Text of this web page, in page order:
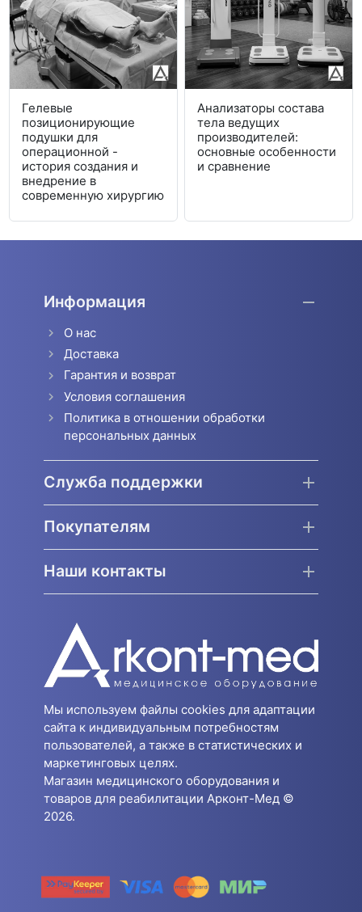
Гелевые
позиционирующие
подушки для
операционной -
история создания и
внедрение в
современную хирургию
Анализаторы состава
тела ведущих
производителей:
основные особенности
и сравнение
Информация
О нас
Доставка
Гарантия и возврат
Условия соглашения
Политика в отношении обработки
персональных данных
Служба поддержки
Покупателям
Наши контакты
Мы используем файлы cookies для адаптации
сайта к индивидуальным потребностям
пользователей, а также в статистических и
маркетинговых целях.
Магазин медицинского оборудования и
товаров для реабилитации Арконт-Мед ©
2026.